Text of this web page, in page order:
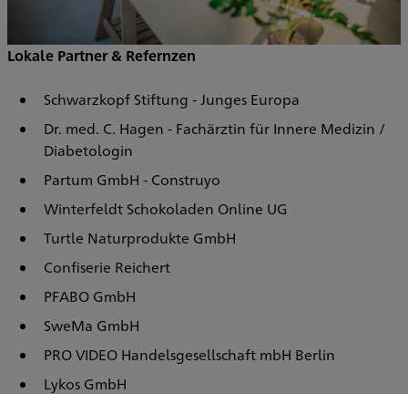
Lokale Partner & Refernzen
Schwarzkopf Stiftung - Junges Europa
Dr. med. C. Hagen - Fachärztin für Innere Medizin /
Diabetologin
Partum GmbH - Construyo
Winterfeldt Schokoladen Online UG
Turtle Naturprodukte GmbH
Confiserie Reichert
PFABO GmbH
SweMa GmbH
PRO VIDEO Handelsgesellschaft mbH Berlin
Lykos GmbH